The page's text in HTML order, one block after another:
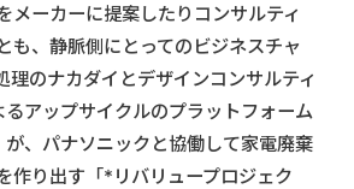
メーカーに提案したりコンサルティ
も、静脈側にとってのビジネスチャ
理のナカダイとデザインコンサルティ
アップサイクルのプラットフォーム
が、パナソニックと協働して家電廃棄
作り出す「*リバリュープロジェク